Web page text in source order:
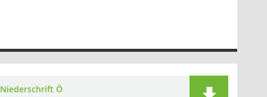
Niederschrift Ö